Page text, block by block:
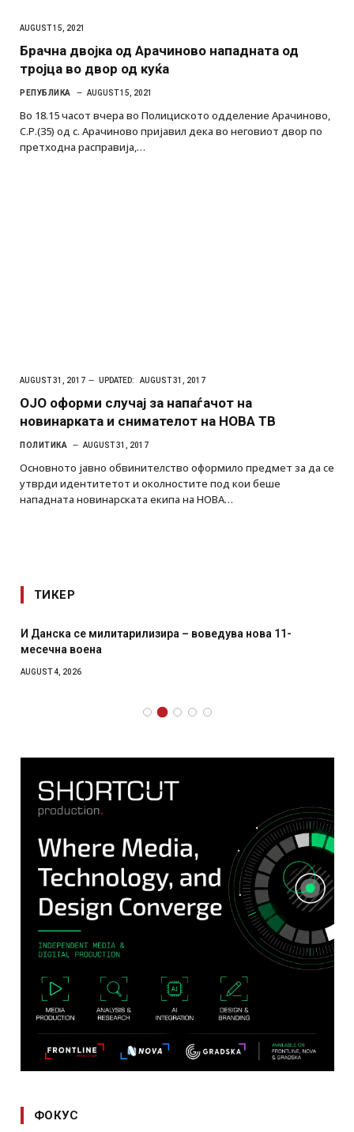
AUGUST 15, 2021
Брачна двојка од Арачиново нападната од
тројца во двор од куќа
РЕПУБЛИКА AUGUST 15, 2021
Во 18.15 часот вчера во Полициското одделение Арачиново,
С.Р.(35) од с. Арачиново пријавил дека во неговиот двор по
претходна расправија,…
AUGUST 31, 2017 UPDATED: AUGUST 31, 2017
ОЈО оформи случај за напаѓачот на
новинарката и снимателот на НОВА ТВ
ПОЛИТИКА AUGUST 31, 2017
Основното јавно обвинителство оформило предмет за да се
утврди идентитетот и околностите под кои беше
нападната новинарската екипа на НОВА…
ТИКЕР
И Данска се милитарилизира – воведува нова 11-
месечна воена
AUGUST 4, 2026
ФОКУС